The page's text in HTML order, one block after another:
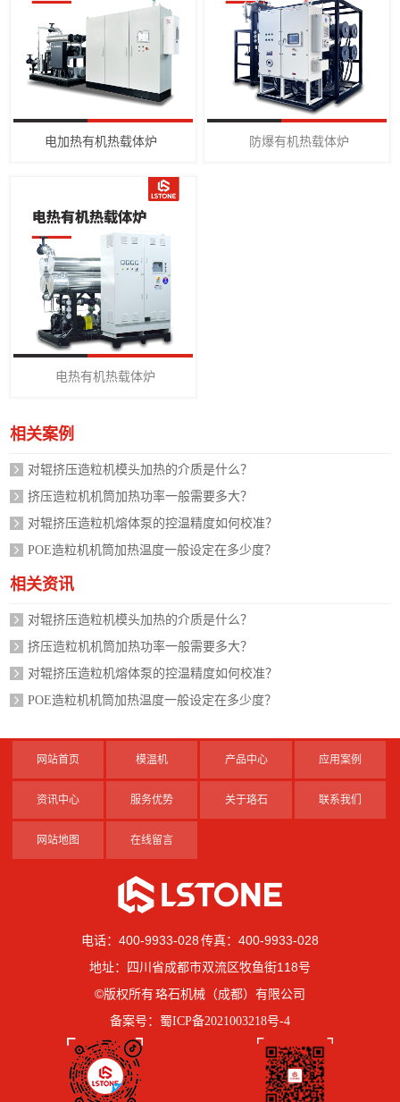
电加热有机热载体炉 防爆有机热载体炉
电热有机热载体炉
相关案例
对辊挤压造粒机模头加热的介质是什么？
挤压造粒机机筒加热功率一般需要多大？
对辊挤压造粒机熔体泵的控温精度如何校准？
POE造粒机机筒加热温度一般设定在多少度？
相关资讯
对辊挤压造粒机模头加热的介质是什么？
挤压造粒机机筒加热功率一般需要多大？
对辊挤压造粒机熔体泵的控温精度如何校准？
POE造粒机机筒加热温度一般设定在多少度？
网站首页 模温机 产品中心 应用案例
资讯中心 服务优势 关于珞石 联系我们
网站地图 在线留言
电话：400-9933-028 传真：400-9933-028
地址：四川省成都市双流区牧鱼街118号
©版权所有 珞石机械（成都）有限公司
备案号： 蜀ICP备2021003218号-4